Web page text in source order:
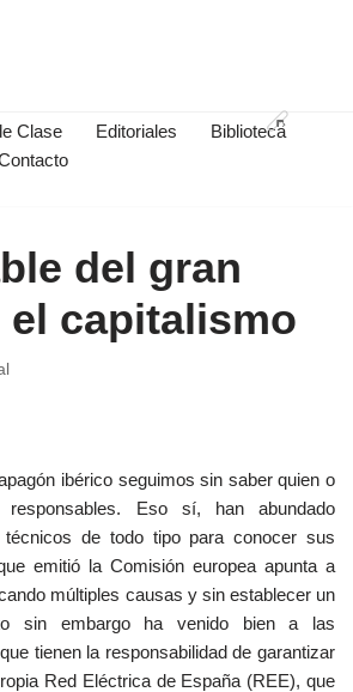
Clase Editoriales
Biblioteca
del gran
el capitalismo
ibérico seguimos sin saber quien o
Eso sí, han abundado
de todo tipo para conocer sus
emitió la Comisión europea apunta a
múltiples causas y sin establecer un
sin embargo ha venido bien a las
tienen la responsabilidad de garantizar
Red Eléctrica de España (REE), que